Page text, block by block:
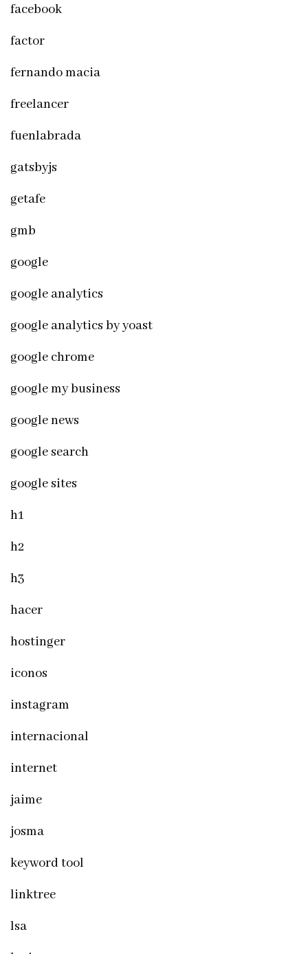
facebook
factor
fernando macia
freelancer
fuenlabrada
gatsbyjs
getafe
gmb
google
google analytics
google analytics by yoast
google chrome
google my business
google news
google search
google sites
h1
h2
h3
hacer
hostinger
iconos
instagram
internacional
internet
jaime
josma
keyword tool
linktree
lsa